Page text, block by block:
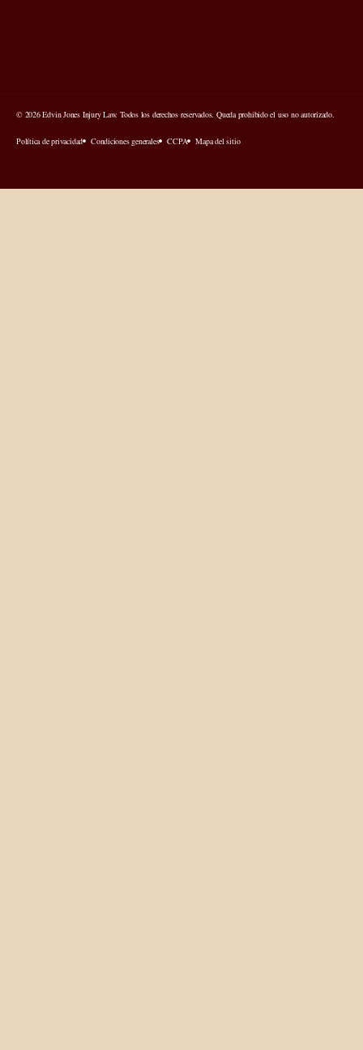
© 2026 Edvin Jones Injury Law. Todos los derechos reservados. Queda prohibido el uso no autorizado.
Política de privacidad Condiciones generales CCPA Mapa del sitio